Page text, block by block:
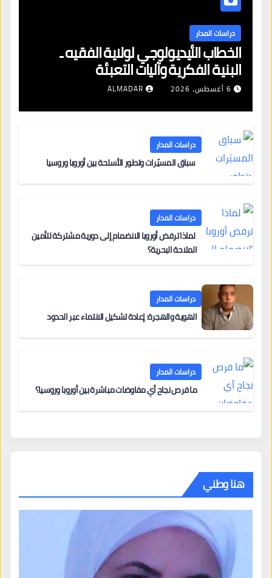
دراسات المدار
الخطاب الأيديولوجي لولاية الفقيه ـ
البنية الفكرية وآليات التعبئة
6 أغسطس، 2026 ALMADAR
دراسات المدار
سباق المسيّرات وتطور الأسلحة بين أوروبا وروسيا
دراسات المدار
لماذا ترفض أوروبا الانضمام إلى دورية مشتركة لتأمين
الملاحة البحرية؟
دراسات المدار
الهوية والهجرة: إعادة تشكيل الانتماء عبر الحدود
دراسات المدار
ما فرص نجاح أي مفاوضات مباشرة بين أوروبا وروسيا؟
هنا وطني